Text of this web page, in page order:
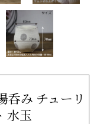
呑み チューリ
水玉